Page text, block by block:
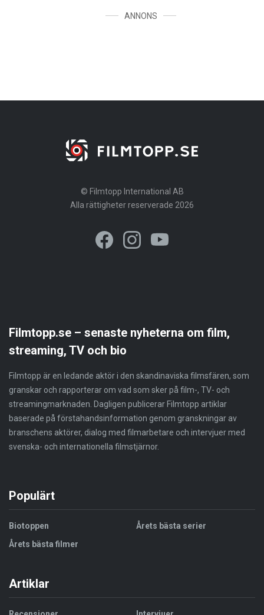
ANNONS
© Filmtopp International AB
Alla rättigheter reserverade 2026
Filmtopp.se – senaste nyheterna om film,
streaming, TV och bio
Filmtopp är en ledande aktör i den skandinaviska filmsfären, som
granskar och rapporterar om vad som sker på film-, TV- och
streamingmarknaden. Dagligen publicerar Filmtopp artiklar
baserade på förstahandsinformation genom granskningar av
branschens aktörer, dialog med filmarbetare och intervjuer med
svenska- och internationella filmstjärnor.
Populärt
Biotoppen
Årets bästa filmer
Årets bästa serier
Artiklar